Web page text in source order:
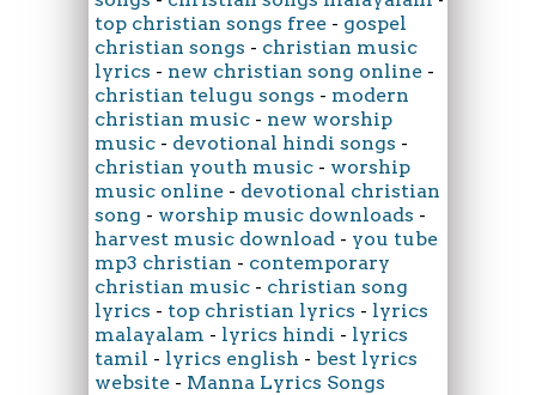
top christian songs free - gospel
christian songs - christian music
lyrics - new christian song online -
christian telugu songs - modern
christian music - new worship
music - devotional hindi songs -
christian youth music - worship
music online - devotional christian
song - worship music downloads -
harvest music download - you tube
mp3 christian - contemporary
christian music - christian song
lyrics - top christian lyrics - lyrics
malayalam - lyrics hindi - lyrics
tamil - lyrics english - best lyrics
website - Manna Lyrics Songs